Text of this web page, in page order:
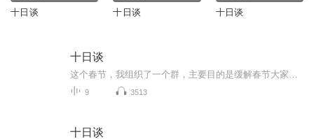
十日谈 十日谈 十日谈
十日谈
9 3513
十日谈